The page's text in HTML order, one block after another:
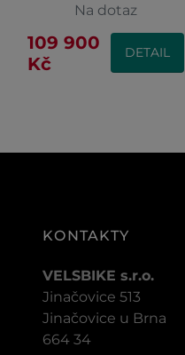
Na dotaz
109 900
Kč
DETAIL
KONTAKTY
VELSBIKE s.r.o.
Jinačovice 513
Jinačovice u Brna
664 34